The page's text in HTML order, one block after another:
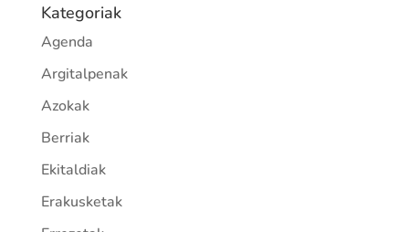
Kategoriak
Agenda
Argitalpenak
Azokak
Berriak
Ekitaldiak
Erakusketak